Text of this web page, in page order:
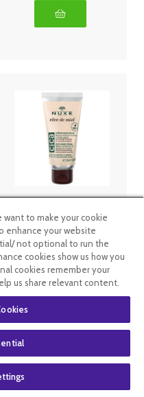
Nuxe Rêve de
Miel Cica
Crème Mains
Riche 50 ml
6.99 € 5.24€
want to make your cookie
enhance your website
not optional to run the
cookies show us how you
cookies remember your
us share relevant content.